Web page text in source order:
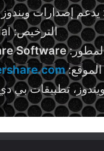
ويندوز (7/8/8.1/10/11، 64 بت
الترخيص: Trial
Software
الموقع:
تطبيقات بي